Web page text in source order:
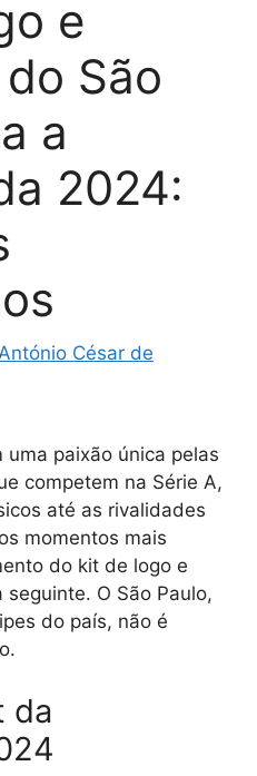
e
São
a
2024:
César de
paixão única pelas
competem na Série A,
até as rivalidades
momentos mais
do kit de logo e
O São Paulo,
do país, não é
da